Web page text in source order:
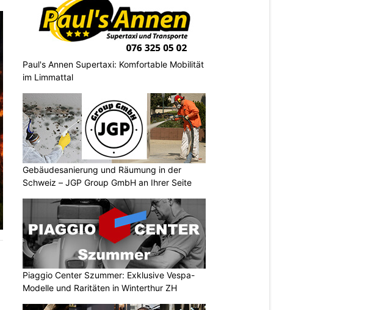
Paul's Annen Supertaxi: Komfortable Mobilität
im Limmattal
Gebäudesanierung und Räumung in der
Schweiz – JGP Group GmbH an Ihrer Seite
Piaggio Center Szummer: Exklusive Vespa-
Modelle und Raritäten in Winterthur ZH